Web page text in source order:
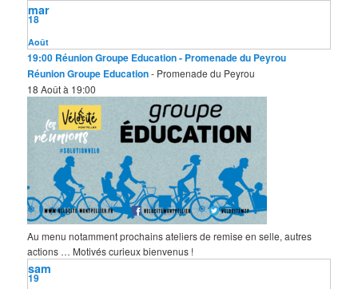
Août
18
mar
19:00 Réunion Groupe Education- Promenade du Peyrou
Réunion Groupe Education- Promenade du Peyrou
18 Août à 19:00
Au menu notamment prochains ateliers de remise en selle, autres
actions … Motivés curieux bienvenus !
19
sam